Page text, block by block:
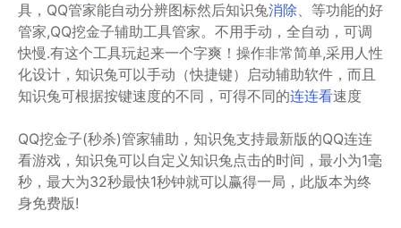
具，QQ管家能自动分辨图标然后知识兔消除、等功能的好
管家,QQ挖金子辅助工具管家。不用手动，全自动，可调
快慢.有这个工具玩起来一个字爽！操作非常简单,采用人性
化设计，知识兔可以手动（快捷键）启动辅助软件，而且
知识兔可根据按键速度的不同，可得不同的连连看速度
QQ挖金子(秒杀)管家辅助，知识兔支持最新版的QQ连连
看游戏，知识兔可以自定义知识兔点击的时间，最小为1毫
秒，最大为32秒最快1秒钟就可以赢得一局，此版本为终
身免费版!